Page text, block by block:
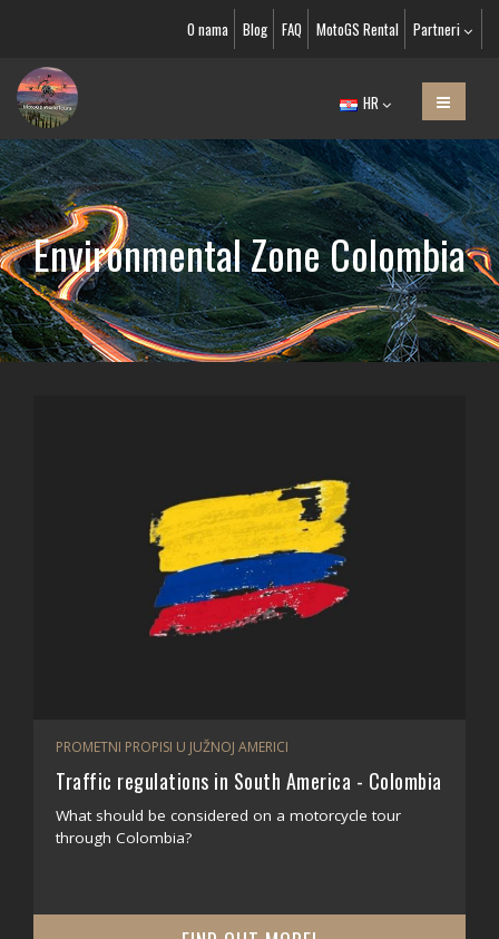
O nama Blog FAQ MotoGS Rental Partneri
HR
Environmental Zone Colombia
PROMETNI PROPISI U JUŽNOJ AMERICI
Traffic regulations in South America - Colombia
What should be considered on a motorcycle tour
through Colombia?